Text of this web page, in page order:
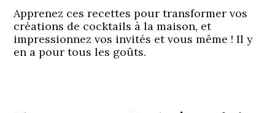
Apprenez ces recettes pour transformer vos
créations de cocktails à la maison, et
impressionnez vos invités et vous même ! Il y
en a pour tous les goûts.